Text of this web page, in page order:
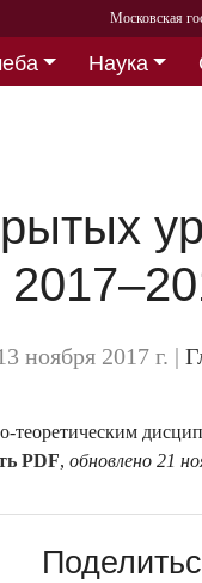
Московская
Наука
ноября 2017 г. |
теоретическим
PDF, обновлено 21